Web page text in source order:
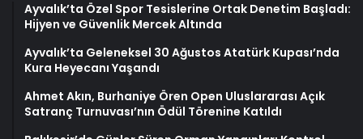
Ayvalık’ta Özel Spor Tesislerine Ortak Denetim Başladı:
Hijyen ve Güvenlik Mercek Altında
Ayvalık’ta Geleneksel 30 Ağustos Atatürk Kupası’nda
Kura Heyecanı Yaşandı
Ahmet Akın, Burhaniye Ören Open Uluslararası Açık
Satranç Turnuvası’nın Ödül Törenine Katıldı